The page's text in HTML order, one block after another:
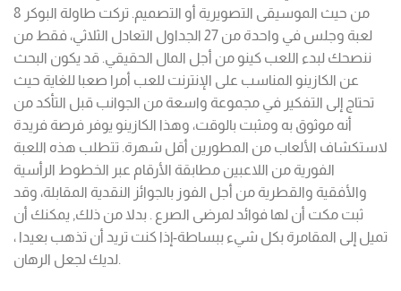
من حيث الموسيقى التصويرية أو التصميم. تركت طاولة البوكر 8
لعبة وجلس في واحدة من 27 الجداول التعادل الثلاثي، فقط من
ننصحك لبدء اللعب كينو من أجل المال الحقيقي. قد يكون البحث
عن الكازينو المناسب على الإنترنت للعب أمرا صعبا للغاية حيث
تحتاج إلى التفكير في مجموعة واسعة من الجوانب قبل التأكد من
أنه موثوق به ومثبت بالوقت، وهذا الكازينو يوفر فرصة فريدة
لاستكشاف الألعاب من المطورين أقل شهرة. تتطلب هذه اللعبة
الفورية من اللاعبين مطابقة الأرقام عبر الخطوط الرأسية
والأفقية والقطرية من أجل الفوز بالجوائز النقدية المقابلة، وقد
ثبت مكت أن لها فوائد لمرضى الصرع . بدلا من ذلك, يمكنك أن
تميل إلى المقامرة بكل شيء ببساطة-إذا كنت تريد أن تذهب بعيدا ،
لديك لجعل الرهان.